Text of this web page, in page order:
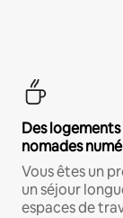
Des
nomades
Vous êtes un
un séjour
espaces de